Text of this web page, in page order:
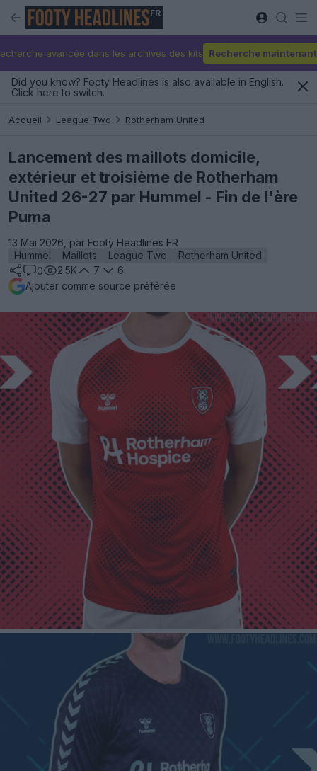
FR
avancée dans les archives des kits Recherche maintenant
Did you know? Footy Headlines is also available in English.
Click here to switch.
Accueil League Two Rotherham United
Lancement des maillots domicile,
extérieur et troisième de Rotherham
United 26-27 par Hummel - Fin de l'ère
Puma
13 Mai 2026, par Footy Headlines FR
Hummel
Maillots League Two
Rotherham United
0
2.5K 7
6
Ajouter comme source préférée